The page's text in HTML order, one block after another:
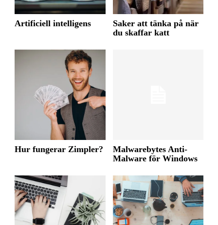
Artificiell intelligens
Saker att tänka på när
du skaffar katt
Hur fungerar Zimpler?
Malwarebytes Anti-
Malware för Windows